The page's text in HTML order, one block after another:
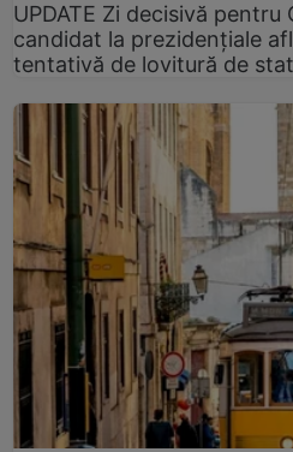
UPDATE Zi decisivă pentru
candidat la prezidențiale
tentativă de lovitură de stat